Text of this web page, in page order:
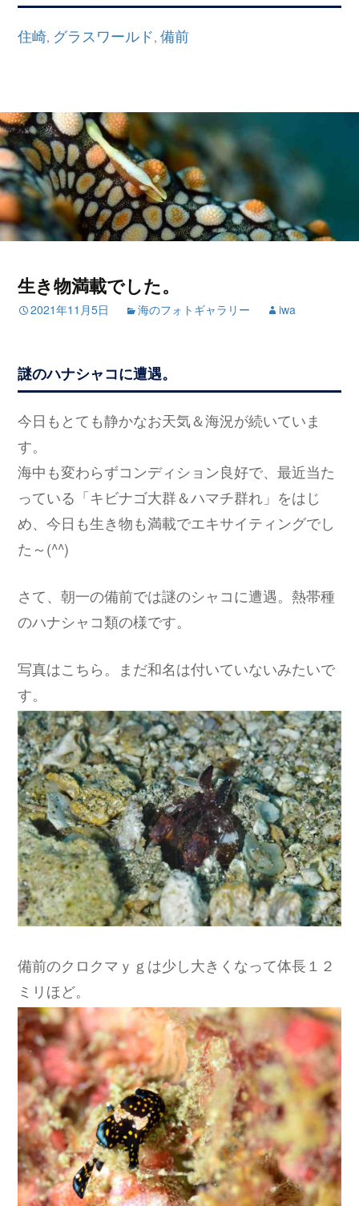
住崎, グラスワールド,備前
生き物満載でした。
2021年11月5日 海のフォトギャラリー iwa
謎のハナシャコに遭遇。
今日もとても静かなお天気＆海況が続いていま
す。
海中も変わらずコンディション良好で、最近当た
っている「キビナゴ大群＆ハマチ群れ」をはじ
め、今日も生き物も満載でエキサイティングでし
た～(^^)
さて、朝一の備前では謎のシャコに遭遇。熱帯種
のハナシャコ類の様です。
写真はこちら。まだ和名は付いていないみたいで
す。
備前のクロクマｙｇは少し大きくなって体長１２
ミリほど。